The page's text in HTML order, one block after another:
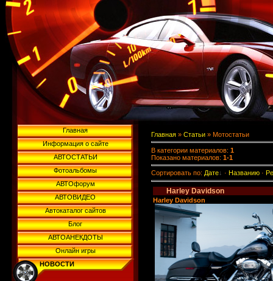
Главная
Информация о сайте
АВТОСТАТЬИ
Фотоальбомы
АВТОфорум
АВТОВИДЕО
Автокаталог сайтов
Блог
АВТОАНЕКДОТЫ
Онлайн игры
НОВОСТИ
Главная » Статьи » Мотостатьи
В категории материалов: 1
Показано материалов: 1-1
Сортировать по: Дате · Названию ·
Harley Davidson
Harley Davidson